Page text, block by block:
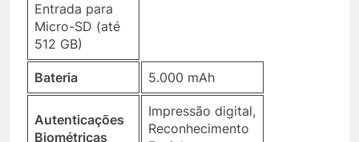
Entrada para
Micro-SD (até
512 GB)
Bateria 5.000 mAh
Autenticações
Biométricas
Impressão digital,
Reconhecimento